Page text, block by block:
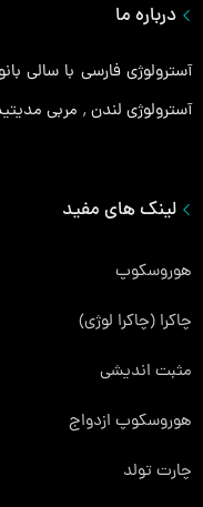
لینک های مفید
هوروسکوپ
چاکرا (چاکرا لوژی)
مثبت اندیشی
هوروسکوپ ازدواج
چارت تولد
درباره ما
آسترولوژی فارسی با سالی
آسترولوژی لندن ٬ مربی مدیتیشن نپال و مستر EFT